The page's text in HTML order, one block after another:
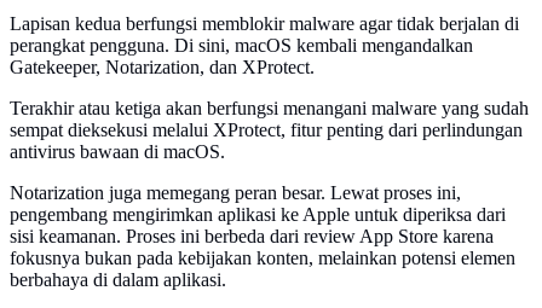
Lapisan kedua berfungsi memblokir malware agar tidak berjalan di
perangkat pengguna. Di sini, macOS kembali mengandalkan
Gatekeeper, Notarization, dan XProtect.
Terakhir atau ketiga akan berfungsi menangani malware yang sudah
sempat dieksekusi melalui XProtect, fitur penting dari perlindungan
antivirus bawaan di macOS.
Notarization juga memegang peran besar. Lewat proses ini,
pengembang mengirimkan aplikasi ke Apple untuk diperiksa dari
sisi keamanan. Proses ini berbeda dari review App Store karena
fokusnya bukan pada kebijakan konten, melainkan potensi elemen
berbahaya di dalam aplikasi.